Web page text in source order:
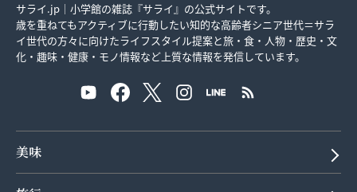
サライ.jp｜小学館の雑誌『サライ』の公式サイトです。
歳を重ねてもアクティブに行動したい知的な高齢者シニア世代＝サラ
イ世代の方々に向けたライフスタイル提案と旅・食・人物・歴史・文
化・趣味・健康・モノ情報など上質な情報を発信しています。
美味